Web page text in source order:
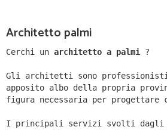
Architetto palmi
Cerchi un architetto a palmi ?
Gli architetti sono
apposito albo della propria
figura necessaria per progettare
I principali servizi svolti dagli